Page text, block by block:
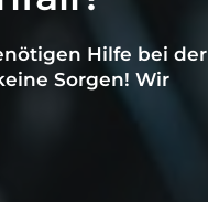
Hilfe bei der
Sorgen! Wir